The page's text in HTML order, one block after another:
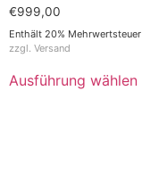
€999,00
Enthält 20% Mehrwertsteuer
zzgl. Versand
Ausführung wählen